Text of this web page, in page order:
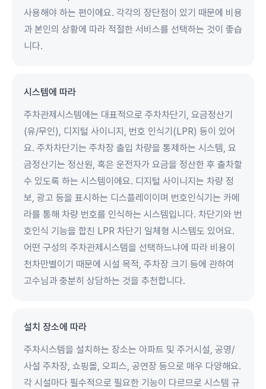
사용해야 하는 편이에요. 각각의 장단점이 있기 때문에 비용
과 본인의 상황에 따라 적절한 서비스를 선택하는 것이 좋습
니다.
시스템에 따라
주차관제시스템에는 대표적으로 주차차단기, 요금정산기
(유/무인), 디지털 사이니지, 번호 인식기(LPR) 등이 있어
요. 주차차단기는 주차장 출입 차량을 통제하는 시스템, 요
금정산기는 정산원, 혹은 운전자가 요금을 정산한 후 출차할
수 있도록 하는 시스템이에요. 디지털 사이니지는 차량 정
보, 광고 등을 표시하는 디스플레이이며 번호인식기는 카메
라를 통해 차량 번호를 인식하는 시스템입니다. 차단기와 번
호인식 기능을 합친 LPR 차단기 일체형 시스템도 있어요.
어떤 구성의 주차관제시스템을 선택하느냐에 따라 비용이
천차만별이기 때문에 시설 목적, 주차장 크기 등에 관하여
고수님과 충분히 상담하는 것을 추천합니다.
설치 장소에 따라
주차시스템을 설치하는 장소는 아파트 및 주거시설, 공영/
사설 주차장, 쇼핑몰, 오피스, 공연장 등으로 매우 다양해요.
각 시설마다 필수적으로 필요한 기능이 다르므로 시스템 규